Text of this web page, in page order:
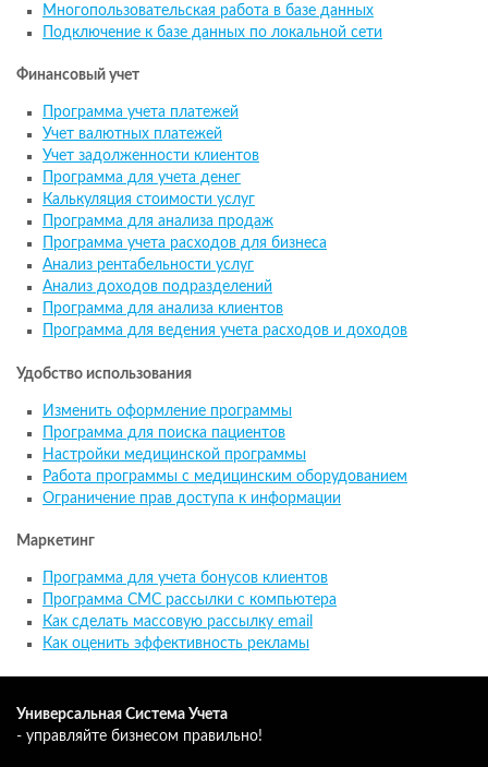
Многопользовательская работа в базе данных
Подключение к базе данных по локальной сети
Финансовый учет
Программа учета платежей
Учет валютных платежей
Учет задолженности клиентов
Программа для учета денег
Калькуляция стоимости услуг
Программа для анализа продаж
Программа учета расходов для бизнеса
Анализ рентабельности услуг
Анализ доходов подразделений
Программа для анализа клиентов
Программа для ведения учета расходов и доходов
Удобство использования
Изменить оформление программы
Программа для поиска пациентов
Настройки медицинской программы
Работа программы с медицинским оборудованием
Ограничение прав доступа к информации
Маркетинг
Программа для учета бонусов клиентов
Программа СМС рассылки с компьютера
Как сделать массовую рассылку email
Как оценить эффективность рекламы
Универсальная Система Учета
- управляйте бизнесом правильно!